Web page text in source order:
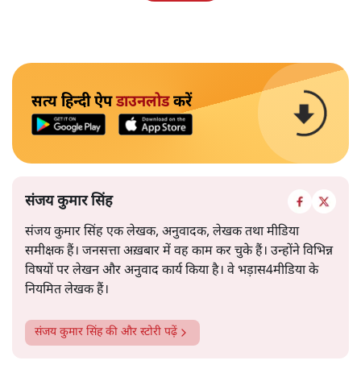
सत्य हिन्दी ऐपडाउनलोडकरें
संजय कुमार सिंह
संजय कुमार सिंह एक लेखक, अनुवादक, लेखक तथा मीडिया
समीक्षक हैं। जनसत्ता अख़बार में वह काम कर चुके हैं। उन्होंने विभिन्न
विषयों पर लेखन और अनुवाद कार्य किया है। वे भड़ास4मीडिया के
नियमित लेखक हैं।
संजय कुमार सिंहकी और स्टोरी पढ़ें